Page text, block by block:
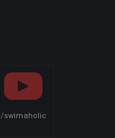
/swimaholic